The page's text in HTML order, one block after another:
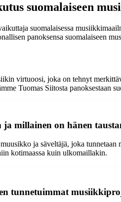
suomalaiseen
suomalaisessa
panoksensa suomalaiseen
virtuoosi, joka on tehnyt
Tuomas Siitosta panoksestaan
millainen on hänen
ja säveltäjä, joka
kotimaassa kuin ulkomaillakin.
tunnetuimmat